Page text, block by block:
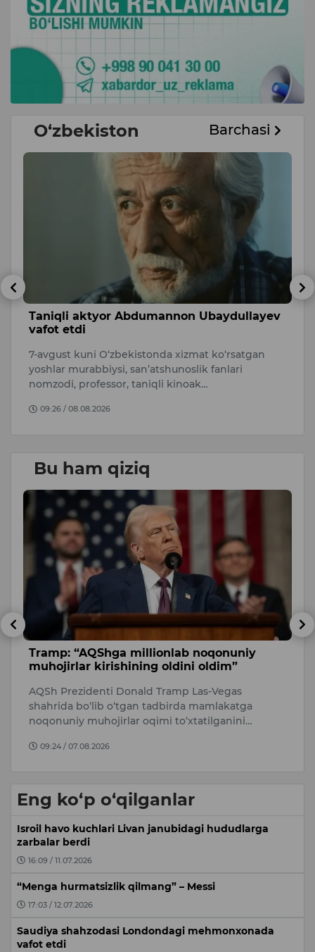
O‘zbekiston Barchasi
Taniqli aktyor Abdumannon Ubaydullayev
vafot etdi
7-avgust kuni O‘zbekistonda xizmat ko‘rsatgan
yoshlar murabbiysi, san’atshunoslik fanlari
nomzodi, professor, taniqli kinoak…
09:26 / 08.08.2026
Bu ham qiziq
Tramp: “AQShga millionlab noqonuniy
muhojirlar kirishining oldini oldim”
AQSh Prezidenti Donald Tramp Las-Vegas
shahrida bo‘lib o‘tgan tadbirda mamlakatga
noqonuniy muhojirlar oqimi to‘xtatilganini…
09:24 / 07.08.2026
Eng ko‘p o‘qilganlar
Isroil havo kuchlari Livan janubidagi hududlarga
zarbalar berdi
16:09 / 11.07.2026
“Menga hurmatsizlik qilmang” – Messi
17:03 / 12.07.2026
Saudiya shahzodasi Londondagi mehmonxonada
vafot etdi